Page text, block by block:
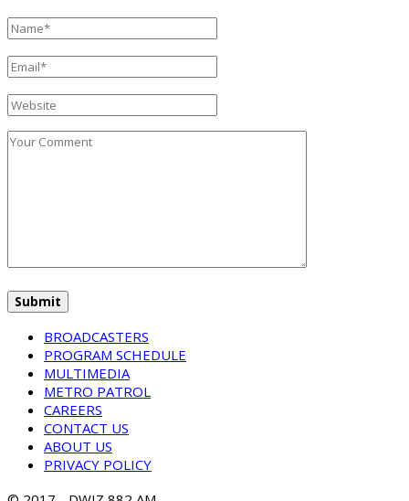
BROADCASTERS
PROGRAM SCHEDULE
MULTIMEDIA
METRO PATROL
CAREERS
CONTACT US
ABOUT US
PRIVACY POLICY